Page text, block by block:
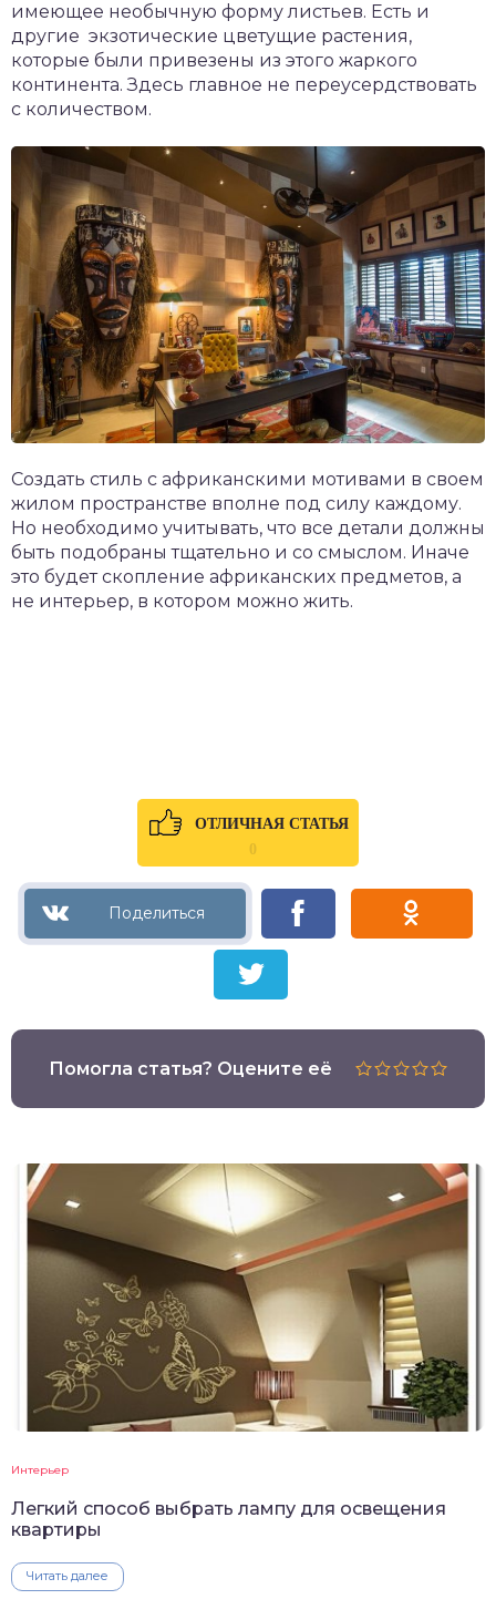
имеющее необычную форму листьев. Есть и
другие экзотические цветущие растения,
которые были привезены из этого жаркого
континента. Здесь главное не переусердствовать
с количеством.
Создать стиль с африканскими мотивами в своем
жилом пространстве вполне под силу каждому.
Но необходимо учитывать, что все детали должны
быть подобраны тщательно и со смыслом. Иначе
это будет скопление африканских предметов, а
не интерьер, в котором можно жить.
ОТЛИЧНАЯ СТАТЬЯ
0
Помогла статья? Оцените её
Интерьер
Легкий способ выбрать лампу для освещения
квартиры
Читать далее